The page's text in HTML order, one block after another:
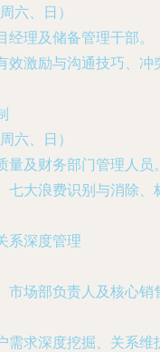
六、日）
经理及储备管理干部。
效激励与沟通技巧、冲
六、日）
量及财务部门管理人员
七大浪费识别与消除、
系深度管理
市场部负责人及核心销
需求深度挖掘、关系维